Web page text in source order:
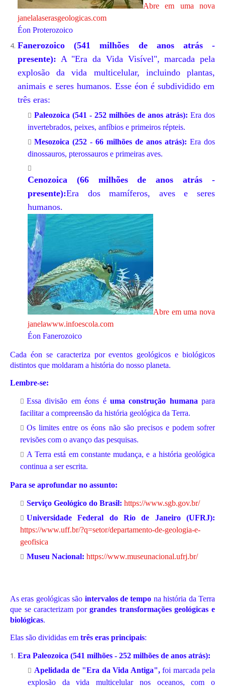
Abre em uma nova
janelalaserasgeologicas.com
Éon Proterozoico
Fanerozoico (541 milhões de anos atrás -
presente): A "Era da Vida Visível", marcada pela
explosão da vida multicelular, incluindo plantas,
animais e seres humanos. Esse éon é subdividido em
três eras:
Paleozoica (541 - 252 milhões de anos atrás): Era dos
invertebrados, peixes, anfíbios e primeiros répteis.
Mesozoica (252 - 66 milhões de anos atrás): Era dos
dinossauros, pterossauros e primeiras aves.
Cenozoica (66 milhões de anos atrás -
presente):Era dos mamíferos, aves e seres
humanos.
Abre em uma nova
janelawww.infoescola.com
Éon Fanerozoico
Cada éon se caracteriza por eventos geológicos e biológicos
distintos que moldaram a história do nosso planeta.
Lembre-se:
Essa divisão em éons é uma construção humana para
facilitar a compreensão da história geológica da Terra.
Os limites entre os éons não são precisos e podem sofrer
revisões com o avanço das pesquisas.
A Terra está em constante mudança, e a história geológica
continua a ser escrita.
Para se aprofundar no assunto:
Serviço Geológico do Brasil: https://www.sgb.gov.br/
Universidade Federal do Rio de Janeiro (UFRJ):
https://www.uff.br/?q=setor/departamento-de-geologia-e-
geofisica
Museu Nacional: https://www.museunacional.ufrj.br/
As eras geológicas são intervalos de tempo na história da Terra
que se caracterizam porgrandes transformações geológicas e
biológicas.
Elas são divididas em três eras principais:
Era Paleozoica (541 milhões - 252 milhões de anos atrás):
Apelidada de "Era da Vida Antiga",foi marcada pela
explosão da vida multicelular nos oceanos, com o